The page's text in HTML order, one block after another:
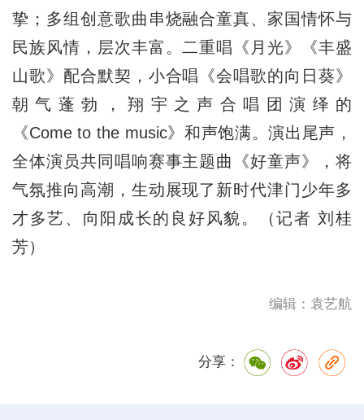
挚；多组创意歌曲串烧融合童真、家国情怀与
民族风情，层次丰富。二重唱《月光》《丰盛
山歌》配合默契，小合唱《会唱歌的向日葵》
朝气蓬勃，翔宇之声合唱团演绎的
《Come to the music》和声饱满。演出尾声，
全体演员共同唱响赛事主题曲《好童声》，将
气氛推向高潮，生动展现了新时代津门少年多
才多艺、向阳成长的良好风貌。（记者 刘桂
芳）
编辑：袁艺航
分享：